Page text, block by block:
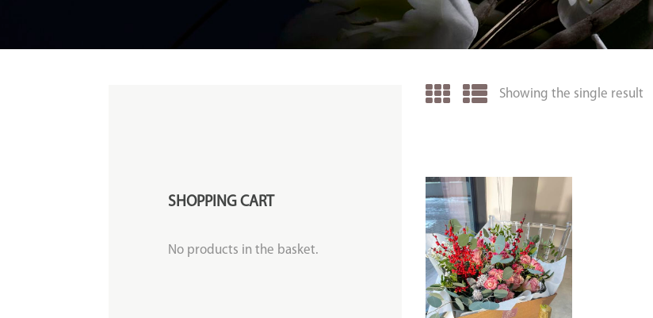
Showing the single result
SHOPPING CART
No products in the basket.